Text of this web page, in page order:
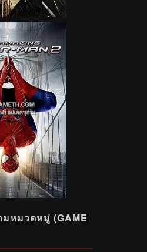
มหมวดหมู่ (GAME